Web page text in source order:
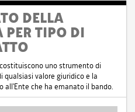
DELLA
PER TIPO DI
uno strumento di
qualsiasi valore giuridico e la
all'Ente che ha emanato il bando.